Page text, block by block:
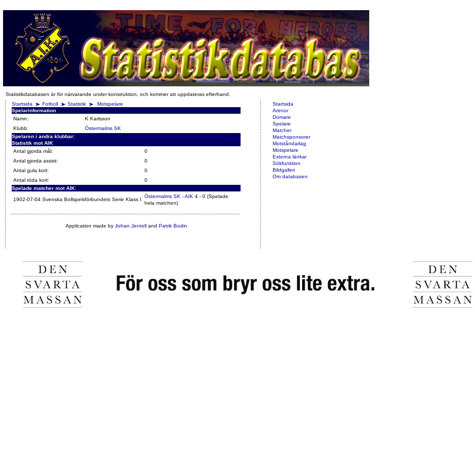
Statistikdatabasen är för närvarande under konstruktion, och kommer att uppdateras efterhand.
Startsida
Fotboll Statistik
Motspelare
Spelarinformation
Namn:
K Karlsson
Klubb:
Östermalms SK
Spelaren i andra klubbar:
Statistik mot AIK
Antal gjorda mål:
0
Antal gjorda assist:
0
Antal gula kort:
0
Antal röda kort:
0
Spelade matcher mot AIK:
1902-07-04 Svenska Bollspelsförbundets Serie Klass I
Östermalms SK - AIK 4 - 0 (Spelade
hela matchen)
Application made by Johan Jentelland Patrik Bodin
Startsida
Arenor
Domare
Spelare
Matcher
Matchsponsorer
Motståndarlag
Motspelare
Externa länkar
Sökfunktion
Bildgalleri
Om databasen